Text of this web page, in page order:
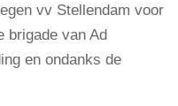
vv Stellendam voor
brigade van Ad
en ondanks de